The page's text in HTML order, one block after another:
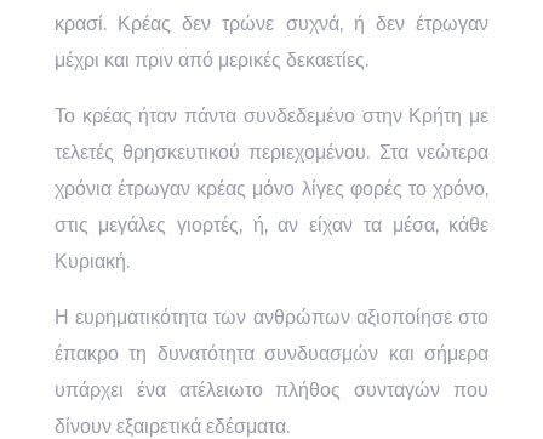
κρασί. Κρέας δεν τρώνε συχνά, ή δεν έτρωγαν
μέχρι και πριν από μερικές δεκαετίες.
Το κρέας ήταν πάντα συνδεδεμένο στην Κρήτη με
τελετές θρησκευτικού περιεχομένου. Στα νεώτερα
χρόνια έτρωγαν κρέας μόνο λίγες φορές το χρόνο,
στις μεγάλες γιορτές, ή, αν είχαν τα μέσα, κάθε
Κυριακή.
Η ευρηματικότητα των ανθρώπων αξιοποίησε στο
έπακρο τη δυνατότητα συνδυασμών και σήμερα
υπάρχει ένα ατέλειωτο πλήθος συνταγών που
δίνουν εξαιρετικά εδέσματα.